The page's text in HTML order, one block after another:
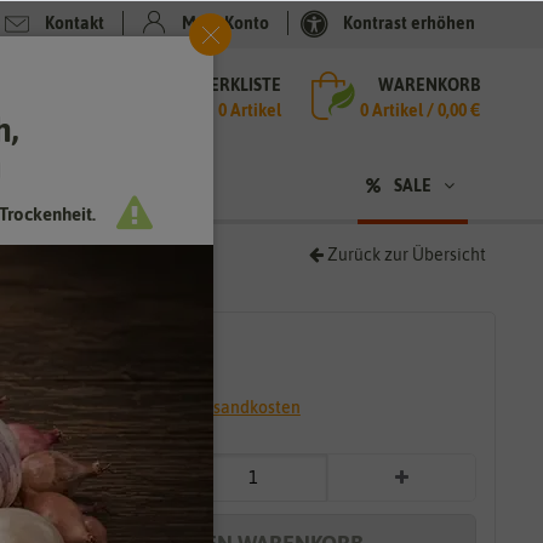
Kontakt Mein Konto Kontrast erhöhen
MERKLISTE
0 Artikel
WARENKORB
0Artikel /0,00 €
SALE
Zurück zur Übersicht
* inkl. 7% MwSt. zzgl. Versandkosten